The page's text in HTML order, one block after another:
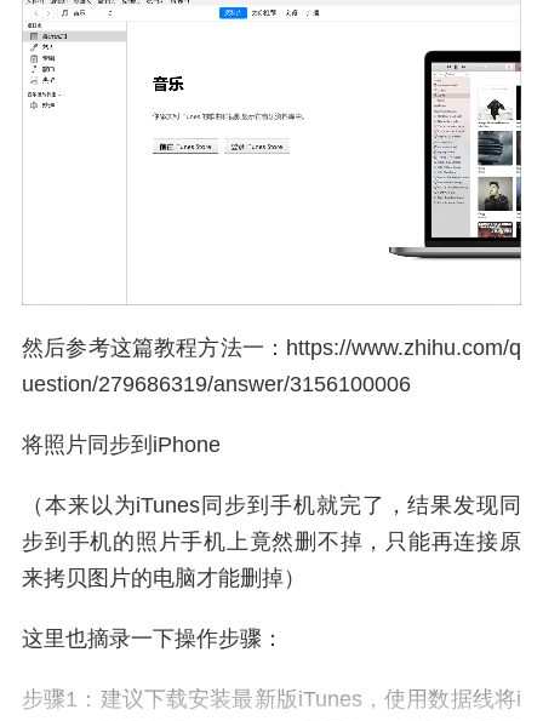
然后参考这篇教程方法一：https://www.zhihu.com/q
uestion/279686319/answer/3156100006
将照片同步到iPhone
（本来以为iTunes同步到手机就完了，结果发现同
步到手机的照片手机上竟然删不掉，只能再连接原
来拷贝图片的电脑才能删掉）
这里也摘录一下操作步骤：
步骤1：建议下载安装最新版iTunes，使用数据线将i